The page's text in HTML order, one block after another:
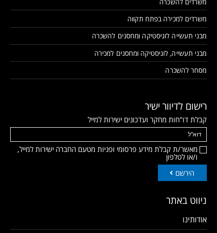
משרדים למכירה בפתח תקווה
מבני תעשייה לוגיסטיקה ומחסנים להשכרה
מבני תעשייה, לוגיסטיקה ומחסנים למכירה
מסחר להשכרה
רישום לדיוור ישיר
קבלת דו"חות מחקר ועדכונים ישירות למייל
מאשר/ת קבלת מידע פרסומי ופניות מטעם החברה ישירות למייל,
ו/או לטלפון
הירשם
ניווט באתר
אודותינו